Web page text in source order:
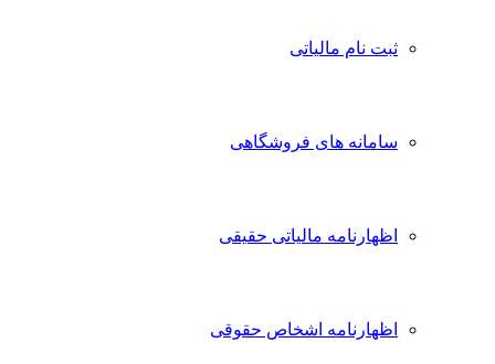
ثبت نام مالیاتی
سامانه های فروشگاهی
اظهارنامه مالیاتی حقیقی
اظهارنامه اشخاص حقوقی